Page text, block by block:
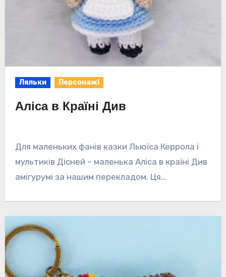
Ляльки Персонажі
Аліса в Країні Див
Для маленьких фанів казки Льюїса Керрола і
мультиків Дісней – маленька Аліса в країні Див
амігурумі за нашим перекладом. Ця…